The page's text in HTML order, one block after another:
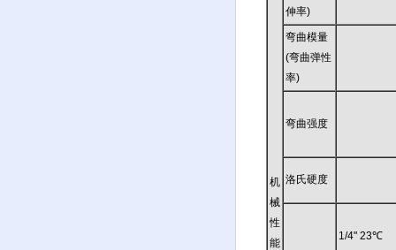
机
械
性
能
伸率)
弯曲模量
(弯曲弹性
率)
弯曲强度
洛氏硬度
1/4" 23℃